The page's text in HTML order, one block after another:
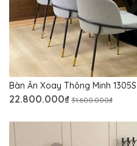
Bàn Ăn Xoay Thông Minh 1305S
22.800.000₫ 31.600.000₫